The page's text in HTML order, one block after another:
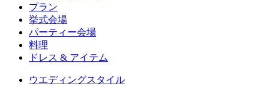
プラン
挙式会場
パーティー会場
料理
ドレス & アイテム
ウエディングスタイル